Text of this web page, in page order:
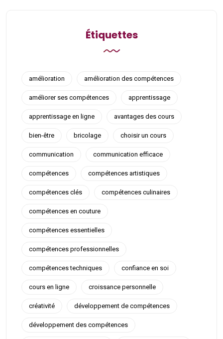
Étiquettes
amélioration amélioration des compétences
améliorer ses compétences apprentissage
apprentissage en ligne avantages des cours
bien-être bricolage choisir un cours
communication communication efficace
compétences compétences artistiques
compétences clés compétences culinaires
compétences en couture
compétences essentielles
compétences professionnelles
compétences techniques confiance en soi
cours en ligne croissance personnelle
créativité développement de compétences
développement des compétences